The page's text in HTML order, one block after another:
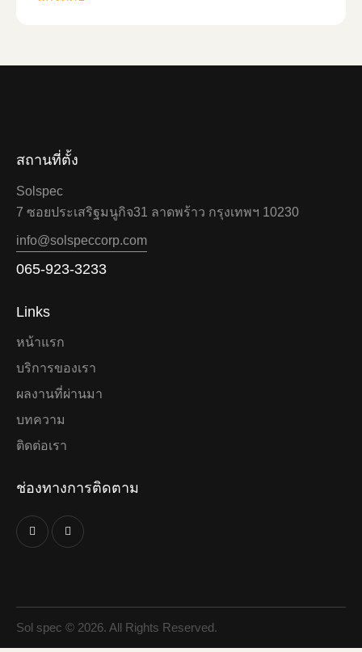
สถานที่ตั้ง
Solspec
7 ซอยประเสริฐมนูกิจ31 ลาดพร้าว กรุงเทพฯ 10230
info@solspeccorp.com
065-923-3233
Links
หน้าแรก
บริการของเรา
ผลงานที่ผ่านมา
บทความ
ติดต่อเรา
ช่องทางการติดตาม
Sol spec © 2026. All Rights Reserved.